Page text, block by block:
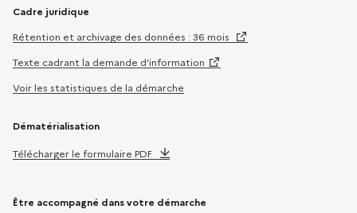
Cadre juridique
Rétention et archivage des données : 36 mois
Texte cadrant la demande d’information
Voir les statistiques de la démarche
Dématérialisation
Télécharger le formulaire PDF
Être accompagné dans votre démarche